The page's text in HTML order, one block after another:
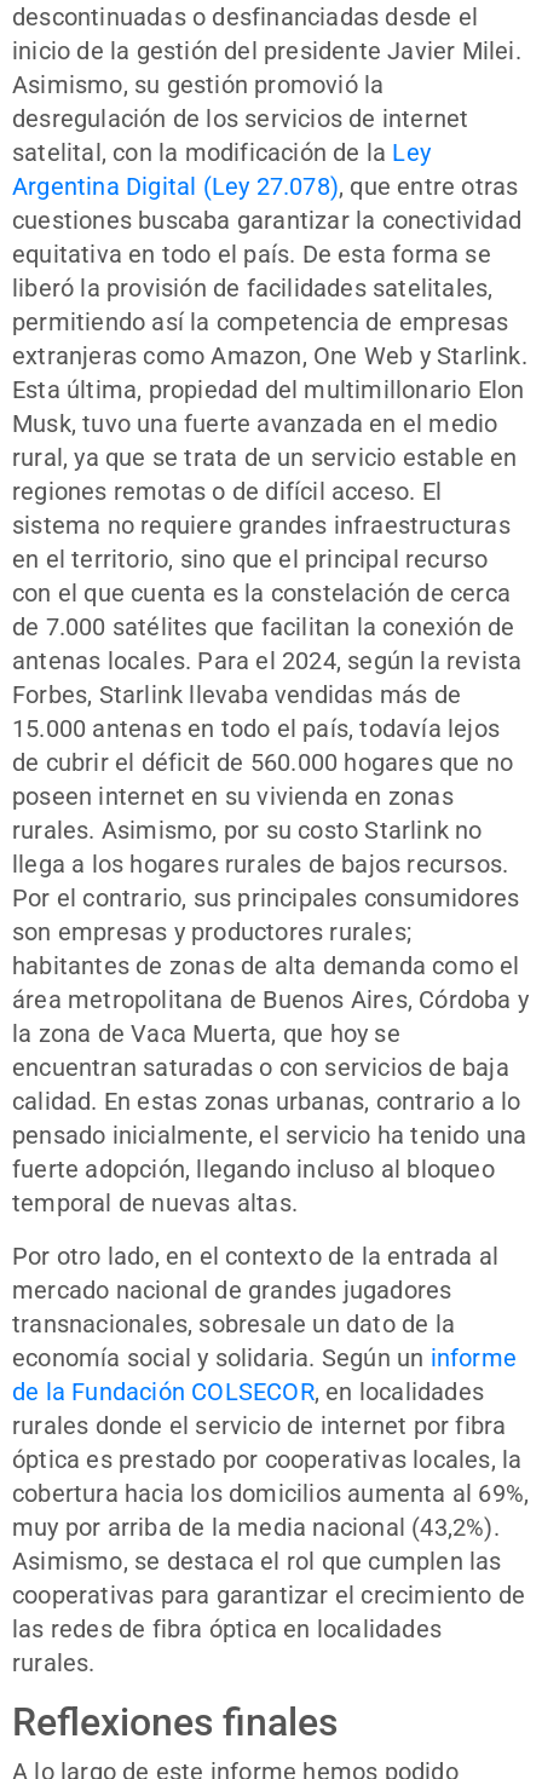
descontinuadas o desfinanciadas desde el
inicio de la gestión del presidente Javier Milei.
Asimismo, su gestión promovió la
desregulación de los servicios de internet
satelital, con la modificación de la Ley
Argentina Digital (Ley 27.078), que entre otras
cuestiones buscaba garantizar la conectividad
equitativa en todo el país. De esta forma se
liberó la provisión de facilidades satelitales,
permitiendo así la competencia de empresas
extranjeras como Amazon, One Web y Starlink.
Esta última, propiedad del multimillonario Elon
Musk, tuvo una fuerte avanzada en el medio
rural, ya que se trata de un servicio estable en
regiones remotas o de difícil acceso. El
sistema no requiere grandes infraestructuras
en el territorio, sino que el principal recurso
con el que cuenta es la constelación de cerca
de 7.000 satélites que facilitan la conexión de
antenas locales. Para el 2024, según la revista
Forbes, Starlink llevaba vendidas más de
15.000 antenas en todo el país, todavía lejos
de cubrir el déficit de 560.000 hogares que no
poseen internet en su vivienda en zonas
rurales. Asimismo, por su costo Starlink no
llega a los hogares rurales de bajos recursos.
Por el contrario, sus principales consumidores
son empresas y productores rurales;
habitantes de zonas de alta demanda como el
área metropolitana de Buenos Aires, Córdoba y
la zona de Vaca Muerta, que hoy se
encuentran saturadas o con servicios de baja
calidad. En estas zonas urbanas, contrario a lo
pensado inicialmente, el servicio ha tenido una
fuerte adopción, llegando incluso al bloqueo
temporal de nuevas altas.
Por otro lado, en el contexto de la entrada al
mercado nacional de grandes jugadores
transnacionales, sobresale un dato de la
economía social y solidaria. Según un informe
de la Fundación COLSECOR, en localidades
rurales donde el servicio de internet por fibra
óptica es prestado por cooperativas locales, la
cobertura hacia los domicilios aumenta al 69%,
muy por arriba de la media nacional (43,2%).
Asimismo, se destaca el rol que cumplen las
cooperativas para garantizar el crecimiento de
las redes de fibra óptica en localidades
rurales.
Reflexiones finales
A lo largo de este informe hemos podido